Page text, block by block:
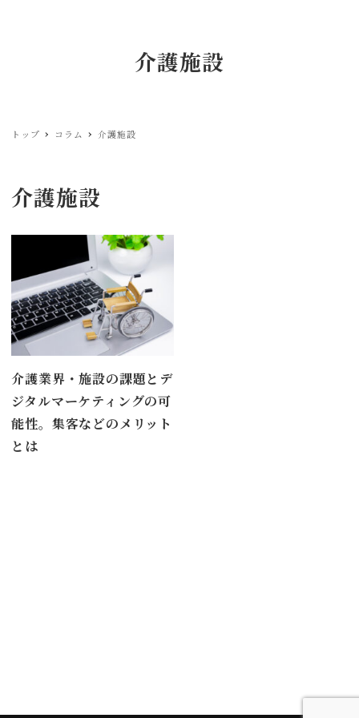
介護施設
トップ コラム 介護施設
介護施設
介護業界・施設の課題とデ
ジタルマーケティングの可
能性。集客などのメリット
とは